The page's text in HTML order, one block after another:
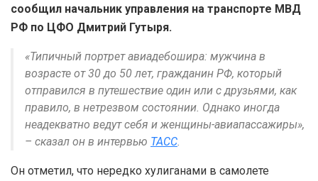
сообщил начальник управления на транспорте МВД
РФ по ЦФО Дмитрий Гутыря.
«Типичный портрет авиадебошира: мужчина в
возрасте от 30 до 50 лет, гражданин РФ, который
отправился в путешествие один или с друзьями, как
правило, в нетрезвом состоянии. Однако иногда
неадекватно ведут себя и женщины-авиапассажиры»,
– сказал он в интервью ТАСС.
Он отметил, что нередко хулиганами в самолете